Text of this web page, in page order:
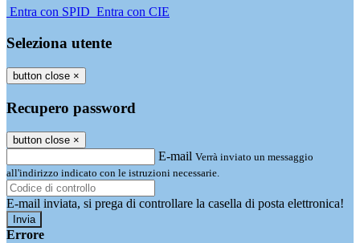
Entra con SPID Entra con CIE
Seleziona utente
button close ×
Recupero password
button close ×
E-mail Verrà inviato un messaggio
all'indirizzo indicato con le istruzioni necessarie.
E-mail inviata, si prega di controllare la casella di posta elettronica!
Errore